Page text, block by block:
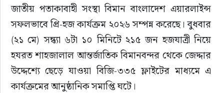
জাতীয় পতাকাবাহী সংস্থা বিমান বাংলাদেশ এয়ারলাইন্স
সফলভাবে প্রি-হজ কার্যক্রম ২০২৬ সম্পন্ন করেছে। বুধবার
(২১ মে) সন্ধ্যা ৬টা ১০ মিনিটে ২১৫ জন হজযাত্রী নিয়ে
হযরত শাহজালাল আন্তর্জাতিক বিমানবন্দর থেকে জেদ্দার
উদ্দেশ্যে ছেড়ে যাওয়া বিজি-৩৩৫ ফ্লাইটের মাধ্যমে এ
কার্যক্রমের আনুষ্ঠানিক সমাপ্তি ঘটে।